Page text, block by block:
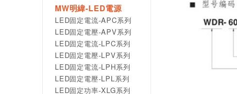
MW明緯-LED電源
LED固定電流-APC系列
LED固定電壓-APV系列
LED固定電流-LPC系列
LED固定電壓-LPV系列
LED固定電流-LPH系列
LED固定電壓-LPL系列
LED固定功率-XLG系列